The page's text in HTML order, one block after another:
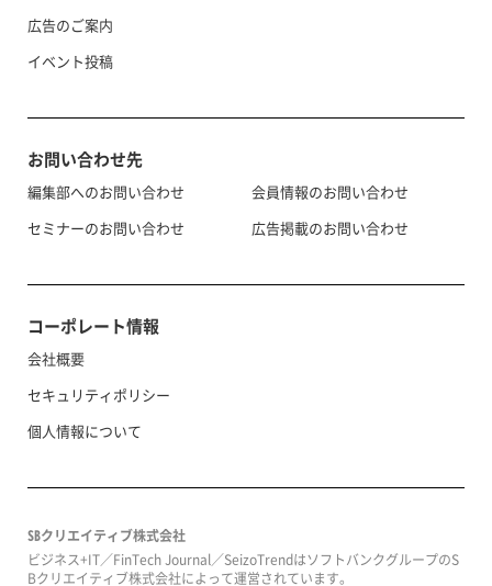
広告のご案内
イベント投稿
お問い合わせ先
編集部へのお問い合わせ
セミナーのお問い合わせ
会員情報のお問い合わせ
広告掲載のお問い合わせ
コーポレート情報
会社概要
セキュリティポリシー
個人情報について
SBクリエイティブ株式会社
ビジネス+IT／FinTech Journal／SeizoTrendはソフトバンクグループのS
Bクリエイティブ株式会社によって運営されています。